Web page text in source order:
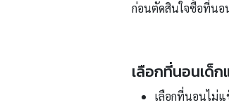
ก่อนตัดสินใจซื้อที่นอ
เลือกที่นอนเด็
เลือกที่นอนไม่แ